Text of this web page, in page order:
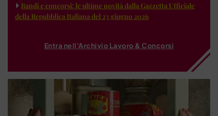
Bandi e concorsi: le ultime novità dalla Gazzetta Ufficiale
della Repubblica Italiana del 23 giugno 2026
Entra nell'Archivio Lavoro & Concorsi